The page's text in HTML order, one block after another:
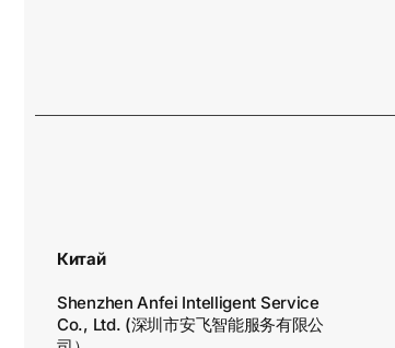
Китай
Shenzhen Anfei Intelligent Service
Co., Ltd. (深圳市安飞智能服务有限公